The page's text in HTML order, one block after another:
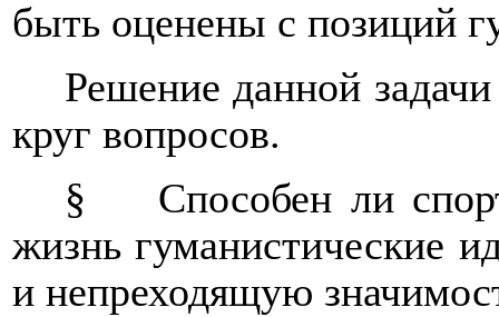
быть оценены с позиций
Решение данной
круг вопросов.
§
Способен ли
жизнь гуманистические
и непреходящую